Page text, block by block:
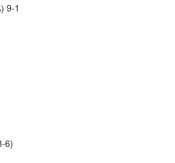
9-1
6)